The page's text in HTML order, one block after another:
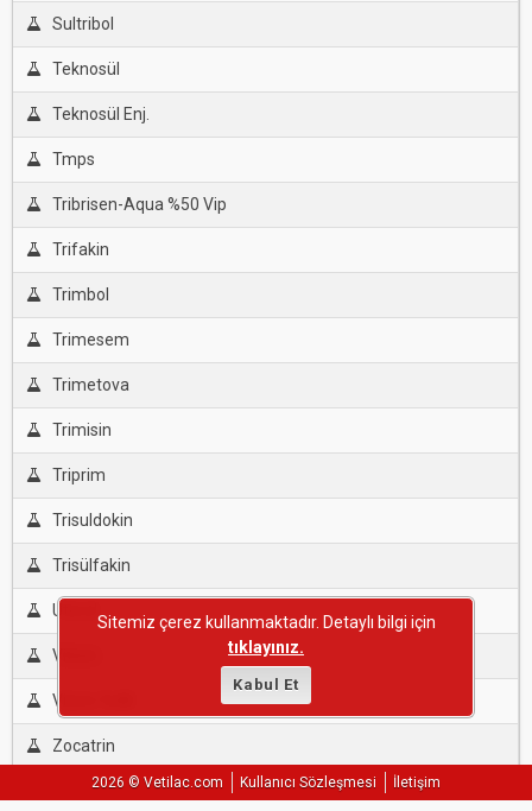
Sultribol
Teknosül
Teknosül Enj.
Tmps
Tribrisen-Aqua %50 Vip
Trifakin
Trimbol
Trimesem
Trimetova
Trimisin
Triprim
Trisuldokin
Trisülfakin
Uterol
Vitrim
Vitrim %48
Zocatrin
2026 © Vetilac.com Kullanıcı Sözleşmesi İletişim
Sitemiz çerez kullanmaktadır. Detaylı bilgi için
tıklayınız.
Kabul Et